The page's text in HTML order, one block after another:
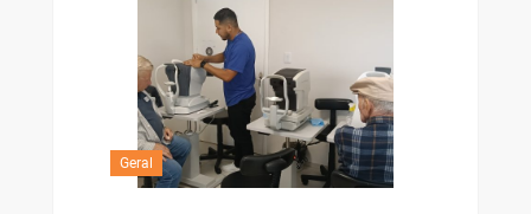
Geral